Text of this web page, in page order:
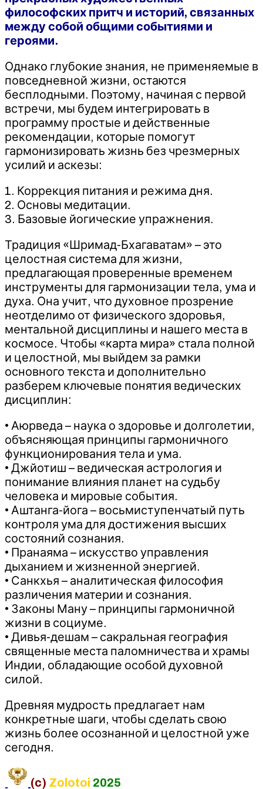
философских притч и историй, связанных
между собой общими событиями и
героями.
Однако глубокие знания, не применяемые в
повседневной жизни, остаются
бесплодными. Поэтому, начиная с первой
встречи, мы будем интегрировать в
программу простые и действенные
рекомендации, которые помогут
гармонизировать жизнь без чрезмерных
усилий и аскезы:
1. Коррекция питания и режима дня.
2. Основы медитации.
3. Базовые йогические упражнения.
Традиция «Шримад-Бхагаватам» – это
целостная система для жизни,
предлагающая проверенные временем
инструменты для гармонизации тела, ума и
духа. Она учит, что духовное прозрение
неотделимо от физического здоровья,
ментальной дисциплины и нашего места в
космосе. Чтобы «карта мира» стала полной
и целостной, мы выйдем за рамки
основного текста и дополнительно
разберем ключевые понятия ведических
дисциплин:
• Аюрведа – наука о здоровье и долголетии,
объясняющая принципы гармоничного
функционирования тела и ума.
• Джйотиш – ведическая астрология и
понимание влияния планет на судьбу
человека и мировые события.
• Аштанга-йога – восьмиступенчатый путь
контроля ума для достижения высших
состояний сознания.
• Пранаяма – искусство управления
дыханием и жизненной энергией.
• Санкхья – аналитическая философия
различения материи и сознания.
• Законы Ману – принципы гармоничной
жизни в социуме.
• Дивья-дешам – сакральная география
священные места паломничества и храмы
Индии, обладающие особой духовной
силой.
Древняя мудрость предлагает нам
конкретные шаги, чтобы сделать свою
жизнь более осознанной и целостной уже
сегодня.
(c) Zolotoi 2025